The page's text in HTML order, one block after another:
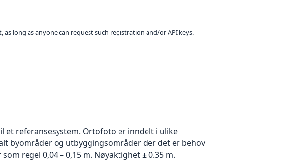
long as anyone can request such registration and/or API keys.
et referansesystem. Ortofoto er inndelt i ulike
byområder og utbyggingsområder der det er behov
regel 0,04 – 0,15 m. Nøyaktighet ± 0.35 m.